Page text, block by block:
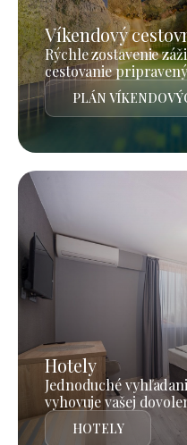
Víkendový
Rýchle zostavenie
cestovanie
PLÁN
Hotely
Jednoduché
vyhovuje vašej
HOTELY